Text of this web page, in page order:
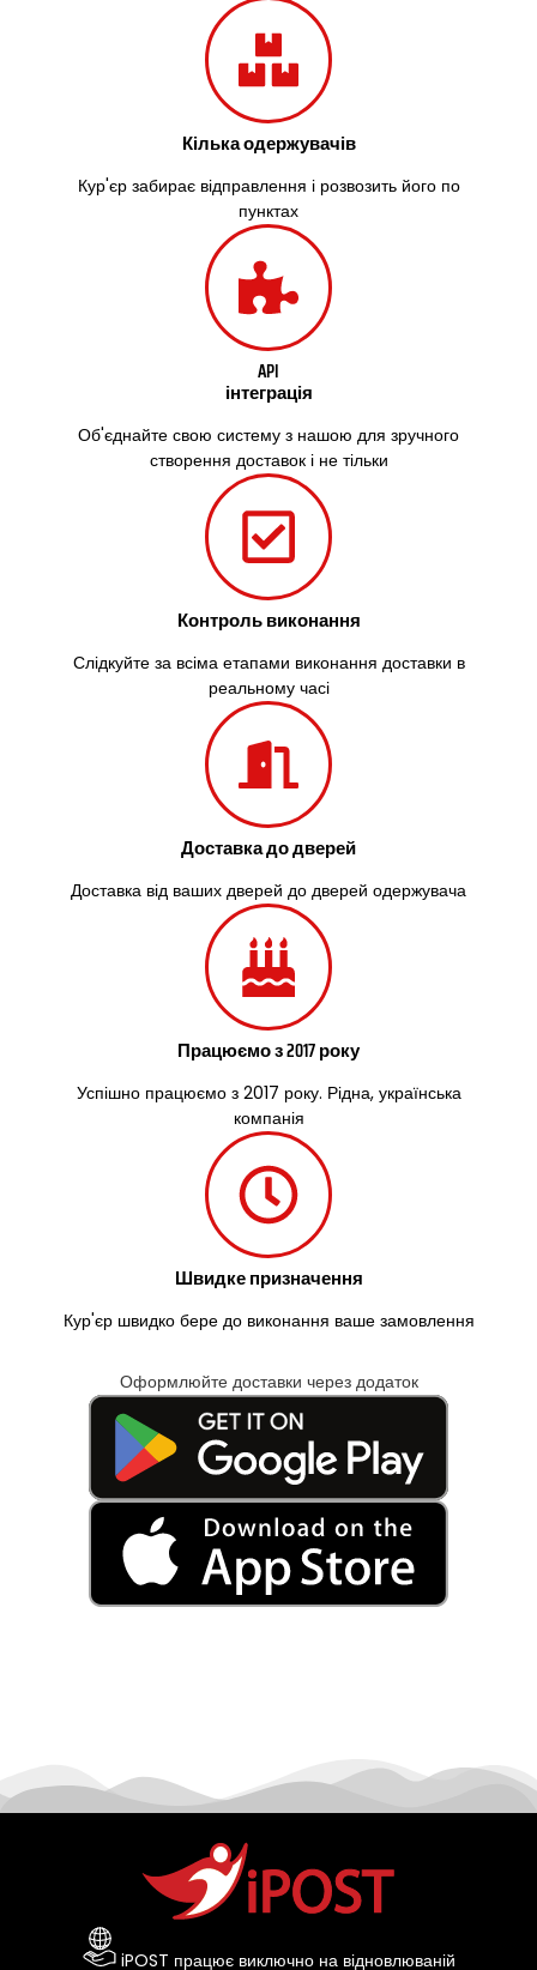
Кілька одержувачів
Кур'єр забирає відправлення і розвозить його по
пунктах
API
інтеграція
Об'єднайте свою систему з нашою для зручного
створення доставок і не тільки
Контроль виконання
Слідкуйте за всіма етапами виконання доставки в
реальному часі
Доставка до дверей
Доставка від ваших дверей до дверей одержувача
Працюємо з 2017 року
Успішно працюємо з 2017 року. Рідна, українська
компанія
Швидке призначення
Кур'єр швидко бере до виконання ваше замовлення
Оформлюйте доставки через додаток
Охтирка
Олександрія
Білгород-Дністровський
Белопілля
iPOST працює виключно на відновлюваній